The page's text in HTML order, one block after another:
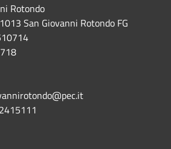
Rotondo
San Giovanni Rotondo FG